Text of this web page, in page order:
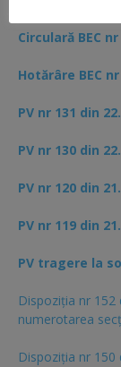
Circulară BEC
Hotărâre BEC
PV nr 131 din
PV nr 130 din
PV nr 120 din
PV nr 119 din
PV tragere la
Dispoziția nr 152
numerotarea
Dispoziția nr 150